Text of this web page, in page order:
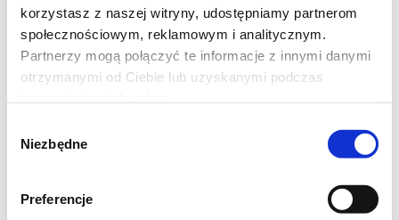
korzystasz z naszej witryny, udostępniamy partnerom
społecznościowym, reklamowym i analitycznym.
Partnerzy mogą połączyć te informacje z innymi danymi
otrzymanymi od Ciebie lub uzyskanymi podczas
zgody
Niezbędne
Preferencje